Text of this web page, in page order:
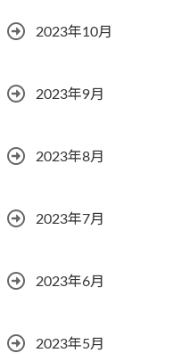
2023年10月
2023年9月
2023年8月
2023年7月
2023年6月
2023年5月